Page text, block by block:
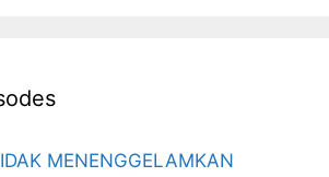
MENENGGELAMKAN